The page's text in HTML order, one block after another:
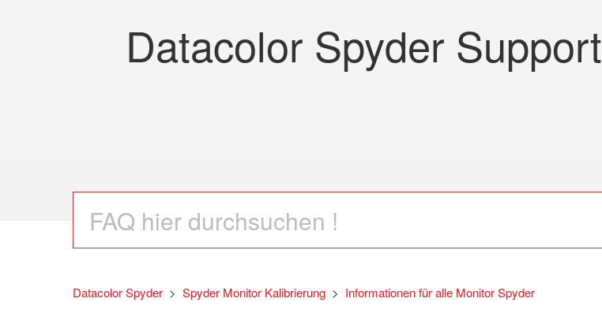
Datacolor Spyder Support
Datacolor Spyder Spyder Monitor Kalibrierung Informationen für alle Monitor Spyder